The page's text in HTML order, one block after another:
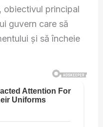
obiectivul principal
guvern care să
și să încheie